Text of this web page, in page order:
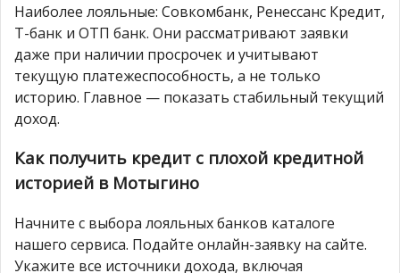
Наиболее лояльные: Совкомбанк, Ренессанс Кредит,
Т-банк и ОТП банк. Они рассматривают заявки
даже при наличии просрочек и учитывают
текущую платежеспособность, а не только
историю. Главное — показать стабильный текущий
доход.
Как получить кредит с плохой кредитной
историей в Мотыгино
Начните с выбора лояльных банков каталоге
нашего сервиса. Подайте онлайн-заявку на сайте.
Укажите все источники дохода, включая